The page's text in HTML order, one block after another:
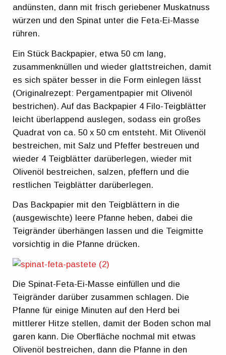
andünsten, dann mit frisch geriebener Muskatnuss
würzen und den Spinat unter die Feta-Ei-Masse
rühren.
Ein Stück Backpapier, etwa 50 cm lang,
zusammenknüllen und wieder glattstreichen, damit
es sich später besser in die Form einlegen lässt
(Originalrezept: Pergamentpapier mit Olivenöl
bestrichen). Auf das Backpapier 4 Filo-Teigblätter
leicht überlappend auslegen, sodass ein großes
Quadrat von ca. 50 x 50 cm entsteht. Mit Olivenöl
bestreichen, mit Salz und Pfeffer bestreuen und
wieder 4 Teigblätter darüberlegen, wieder mit
Olivenöl bestreichen, salzen, pfeffern und die
restlichen Teigblätter darüberlegen.
Das Backpapier mit den Teigblättern in die
(ausgewischte) leere Pfanne heben, dabei die
Teigränder überhängen lassen und die Teigmitte
vorsichtig in die Pfanne drücken.
Die Spinat-Feta-Ei-Masse einfüllen und die
Teigränder darüber zusammen schlagen. Die
Pfanne für einige Minuten auf den Herd bei
mittlerer Hitze stellen, damit der Boden schon mal
garen kann. Die Oberfläche nochmal mit etwas
Olivenöl bestreichen, dann die Pfanne in den